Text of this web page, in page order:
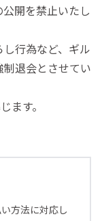
開を禁止いたし
行為など、ギル
退会とさせてい
ます。
方法に対応し